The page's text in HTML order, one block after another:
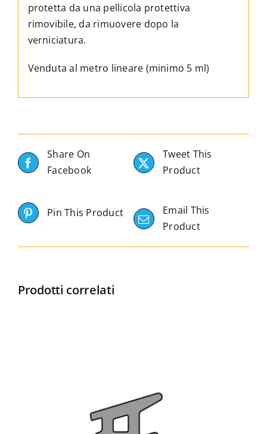
protetta da una pellicola protettiva
rimovibile, da rimuovere dopo la
verniciatura.
Venduta al metro lineare (minimo 5 ml)
Share On
Facebook
Tweet This
Product
Pin This Product
Email This
Product
Prodotti correlati